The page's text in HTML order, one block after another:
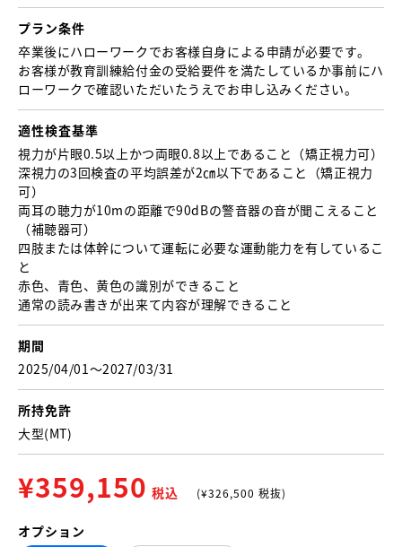
プラン条件
卒業後にハローワークでお客様自身による申請が必要です。
お客様が教育訓練給付金の受給要件を満たしているか事前にハ
ローワークで確認いただいたうえでお申し込みください。
適性検査基準
視力が片眼0.5以上かつ両眼0.8以上であること （矯正視力可）
深視力の3回検査の平均誤差が2㎝以下であること（矯正視力
可）
両耳の聴力が10mの距離で90dBの警音器の音が聞こえること
（補聴器可）
四肢または体幹について運転に必要な運動能力を有しているこ
と
赤色、青色、黄色の識別ができること
通常の読み書きが出来て内容が理解できること
期間
2025/04/01〜2027/03/31
所持免許
大型(MT)
¥359,150 税込 (¥326,500 税抜)
オプション